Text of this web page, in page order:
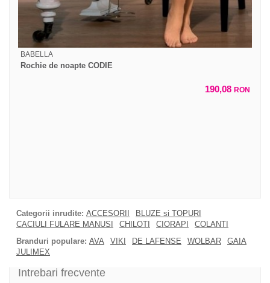
BABELLA
Rochie de noapte CODIE
190,08 RON
Categorii inrudite: ACCESORII
BLUZE si TOPURI
CACIULI FULARE MANUSI
CHILOTI CIORAPI
COLANTI
Branduri populare: AVA VIKI DE LAFENSE WOLBAR
GAIA
JULIMEX
Intrebari frecvente